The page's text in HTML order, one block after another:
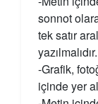
sonnot
tek satır
yazılmalıdır.
-Grafik,
içinde yer